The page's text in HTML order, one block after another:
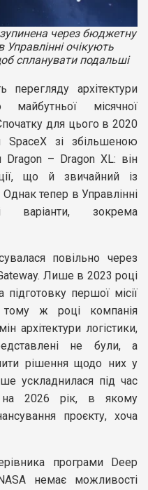
через бюджетну
Управлінні очікують
спланувати подальші
перегляду архітектури
майбутньої місячної
для цього в 2020
SpaceX зі збільшеною
Dragon – Dragon XL: він
що й звичайний із
тепер в Управлінні
варіанти, зокрема
повільно через
Лише в 2023 році
першої місії
тому ж році компанія
архітектури логістики,
не були, а
рішення щодо них у
ускладнилася під час
на 2026 рік, в якому
проєкту, хоча
програми Deep
немає можливості